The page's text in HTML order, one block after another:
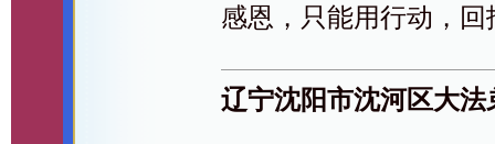
感恩，只能用行动，回
辽宁沈阳市沈河区大